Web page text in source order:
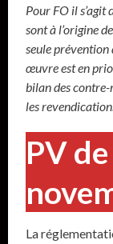
Pour FO il s’agit
sont à l’origine
seule prévention
œuvre est en
bilan des
les
PV
La